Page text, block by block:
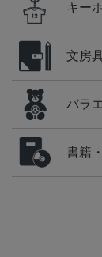
キー
文房
バラ
書籍